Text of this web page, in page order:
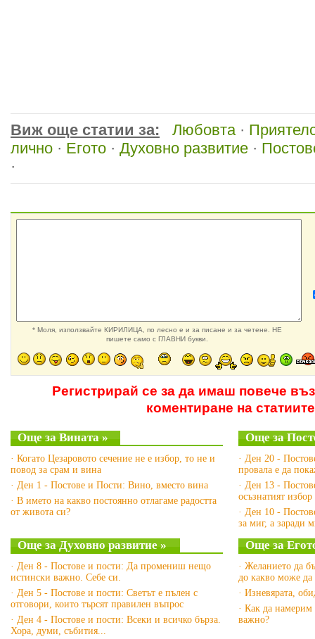
Виж още статии за: Любовта·
лично · Егото · Духовно развитие ·
·
* Моля, използвайте КИРИЛИЦА, по лесно е и за писане и за четене. НЕ
пишете само с ГЛАВНИ букви.
Регистрирай се за да имаш повече
коментиране на статиите
Още за Вината »
· Когато Цезаровото сечение не е избор, то не и
повод за срам и вина
· Ден 1 - Постове и Пости: Вино, вместо вина
· В името на какво постоянно отлагаме радостта
от живота си?
Още за
· Ден 20 -
провала е да
· Ден 13 -
осъзнатият избор
· Ден 10 -
за миг, а заради
Още за Духовно развитие »
· Ден 8 - Постове и пости: Да промениш нещо
истински важно. Себе си.
· Ден 5 - Постове и пости: Светът е пълен с
отговори, които търсят правилен въпрос
· Ден 4 - Постове и пости: Всеки и всичко бърза.
Хора, думи, събития...
Още за
· Желанието да
до какво може да
· Изневярата,
· Как да
важно?